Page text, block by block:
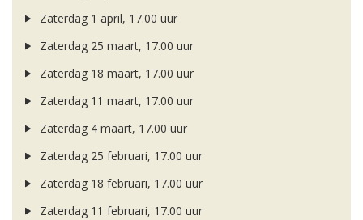
Zaterdag 1 april, 17.00 uur
Zaterdag 25 maart, 17.00 uur
Zaterdag 18 maart, 17.00 uur
Zaterdag 11 maart, 17.00 uur
Zaterdag 4 maart, 17.00 uur
Zaterdag 25 februari, 17.00 uur
Zaterdag 18 februari, 17.00 uur
Zaterdag 11 februari, 17.00 uur